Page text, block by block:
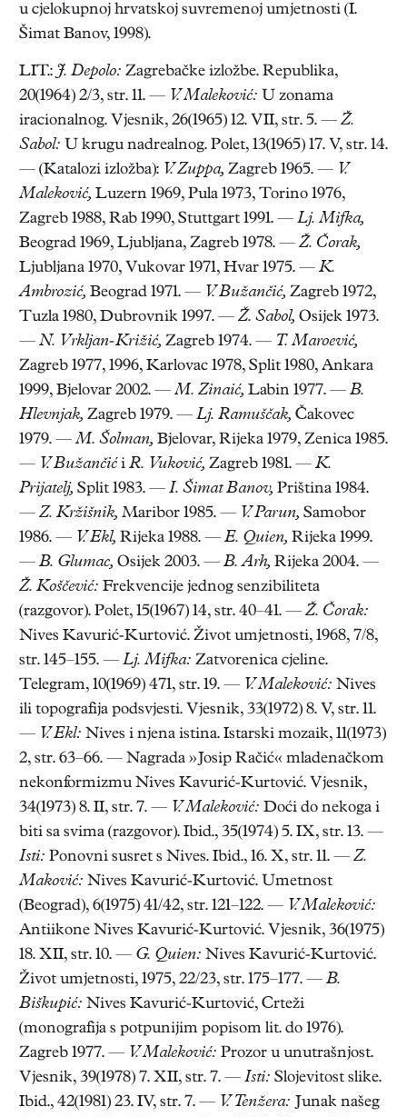
u cjelokupnoj hrvatskoj suvremenoj umjetnosti (I.
Šimat Banov, 1998).
LIT.: J. Depolo: Zagrebačke izložbe. Republika,
20(1964) 2/3, str. 11. — V. Maleković: U zonama
iracionalnog. Vjesnik, 26(1965) 12. VII, str. 5. — Ž.
Sabol: U krugu nadrealnog. Polet, 13(1965) 17. V, str. 14.
— (Katalozi izložba): V. Zuppa, Zagreb 1965. — V.
Maleković, Luzern 1969, Pula 1973, Torino 1976,
Zagreb 1988, Rab 1990, Stuttgart 1991. — Lj. Mifka,
Beograd 1969, Ljubljana, Zagreb 1978. — Ž. Čorak,
Ljubljana 1970, Vukovar 1971, Hvar 1975. — K.
Ambrozić, Beograd 1971. — V. Bužančić, Zagreb 1972,
Tuzla 1980, Dubrovnik 1997. — Ž. Sabol, Osijek 1973.
— N. Vrkljan-Križić, Zagreb 1974. — T. Maroević,
Zagreb 1977, 1996, Karlovac 1978, Split 1980, Ankara
1999, Bjelovar 2002. —M. Zinaić, Labin 1977. — B.
Hlevnjak, Zagreb 1979. — Lj. Ramuščak, Čakovec
1979. —M. Šolman, Bjelovar, Rijeka 1979, Zenica 1985.
— V. Bužančić i R. Vuković, Zagreb 1981. — K.
Prijatelj, Split 1983. — I. Šimat Banov, Priština 1984.
— Z. Kržišnik, Maribor 1985. — V. Parun, Samobor
1986. — V. Ekl, Rijeka 1988. — E. Quien, Rijeka 1999.
— B. Glumac, Osijek 2003. — B. Arh, Rijeka 2004. —
Ž. Koščević: Frekvencije jednog senzibiliteta
(razgovor). Polet, 15(1967) 14, str. 40–41. — Ž. Čorak:
Nives Kavurić-Kurtović. Život umjetnosti, 1968, 7/8,
str. 145–155. — Lj. Mifka: Zatvorenica cjeline.
Telegram, 10(1969) 471, str. 19. — V. Maleković: Nives
ili topografija podsvjesti. Vjesnik, 33(1972) 8. V, str. 11.
— V. Ekl: Nives i njena istina. Istarski mozaik, 11(1973)
2, str. 63–66. — Nagrada »Josip Račić« mladenačkom
nekonformizmu Nives Kavurić-Kurtović. Vjesnik,
34(1973) 8. II, str. 7. — V. Maleković: Doći do nekoga i
biti sa svima (razgovor). Ibid., 35(1974) 5. IX, str. 13. —
Isti: Ponovni susret s Nives. Ibid., 16. X, str. 11. — Z.
Maković: Nives Kavurić-Kurtović. Umetnost
(Beograd), 6(1975) 41/42, str. 121–122. — V. Maleković:
Antiikone Nives Kavurić-Kurtović. Vjesnik, 36(1975)
18. XII, str. 10. — G. Quien: Nives Kavurić-Kurtović.
Život umjetnosti, 1975, 22/23, str. 175–177. — B.
Biškupić: Nives Kavurić-Kurtović, Crteži
(monografija s potpunijim popisom lit. do 1976).
Zagreb 1977. — V. Maleković: Prozor u unutrašnjost.
Vjesnik, 39(1978) 7. XII, str. 7. — Isti: Slojevitost slike.
Ibid., 42(1981) 23. IV, str. 7. — V. Tenžera: Junak našeg